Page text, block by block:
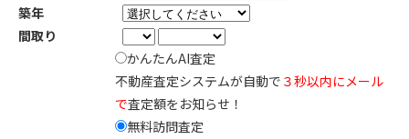
築年
間取り
かんたんAI査定
不動産査定システムが自動で ３秒以内にメール
で査定額をお知らせ！
無料訪問査定